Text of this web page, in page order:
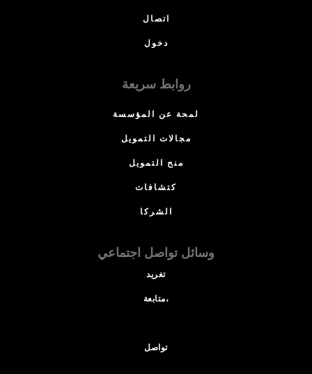
اتصال
دخول
روابط سريعة
لمحة عن المؤسسة
مجالات التمويل
منح التمويل
كتشافات
الشركا
وسائل تواصل اجتماعي
تغريد
متابعة،
تواصل